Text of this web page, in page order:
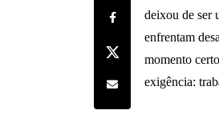
Share on Facebook
Share on Twitter
Share by e-mail
deixou de ser
enfrentam
momento
exigência: